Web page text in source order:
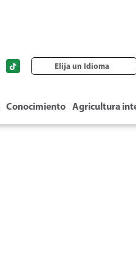
Conocimiento Agricultura
Elija un Idioma